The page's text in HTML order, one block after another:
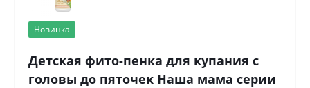
Новинка
Детская фито-пенка для купания с
головы до пяточек Наша мама серии